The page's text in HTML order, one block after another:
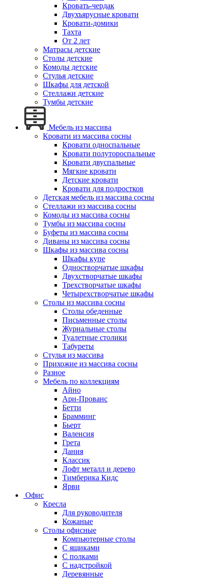
Кровать-чердак
Двухъярусные кровати
Кровати-домики
Тахта
От 2 лет
Матрасы детские
Столы детские
Комоды детские
Стулья детские
Шкафы для детской
Стеллажи детские
Тумбы детские
Мебель из массива
Кровати из массива сосны
Кровати односпальные
Кровати полутороспальные
Кровати двуспальные
Мягкие кровати
Детские кровати
Кровати для подростков
Детская мебель из массива сосны
Стеллажи из массива сосны
Комоды из массива сосны
Тумбы из массива сосны
Буфеты из массива сосны
Диваны из массива сосны
Шкафы из массива сосны
Шкафы купе
Одностворчатые шкафы
Двухстворчатые шкафы
Трехстворчатые шкафы
Четырехстворчатые шкафы
Столы из массива сосны
Столы обеденные
Письменные столы
Журнальные столы
Туалетные столики
Табуреты
Стулья из массива
Прихожие из массива сосны
Разное
Мебель по коллекциям
Айно
Ари-Прованс
Бетти
Брамминг
Бьерт
Валенсия
Грета
Дания
Классик
Лофт металл и дерево
Тимберика Кидс
Ярви
Офис
Кресла
Для руководителя
Кожаные
Столы офисные
Компьютерные столы
С ящиками
С полками
С надстройкой
Деревянные